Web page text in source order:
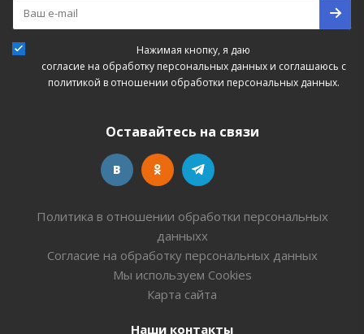
Нажимая кнопку, я даю
согласие на обработку персональных данныхи соглашаюсь с
политикой в отношении обработки персональных данных.
Оставайтесь на связи
Политика в отношении обработки персональных
данныхх
Согласие на обработку персональных данных
Мы используем Cookies
Карта сайта
Наши контакты